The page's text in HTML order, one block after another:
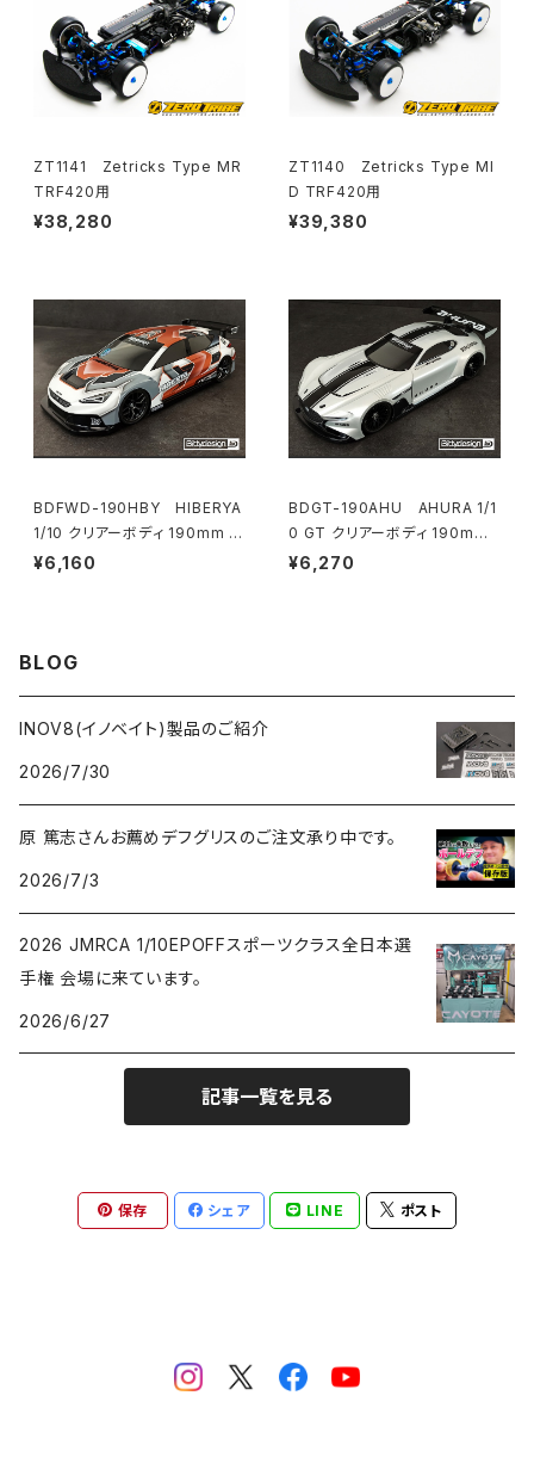
ZT1141 Zetricks Type MR
TRF420用
¥38,280
ZT1140 Zetricks Type MI
D TRF420用
¥39,380
BDFWD-190HBY HIBERYA
1/10 クリアーボディ 190mm F
WD ライトウェイト
¥6,160
BDGT-190AHU AHURA 1/1
0 GT クリアーボディ 190mm
ライトウェイト
¥6,270
BLOG
INOV8(イノベイト)製品のご紹介
2026/7/30
原 篤志さんお薦めデフグリスのご注文承り中です。
2026/7/3
2026 JMRCA 1/10EPOFFスポーツクラス全日本選
手権 会場に来ています。
2026/6/27
記事一覧を見る
保存 シェア LINE ポスト